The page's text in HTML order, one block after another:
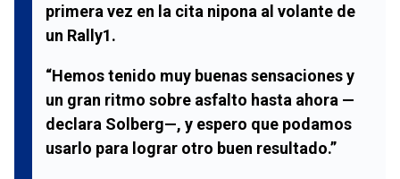
primera vez en la cita nipona al volante de
un Rally1.
“Hemos tenido muy buenas sensaciones y
un gran ritmo sobre asfalto hasta ahora —
declara Solberg—, y espero que podamos
usarlo para lograr otro buen resultado.”